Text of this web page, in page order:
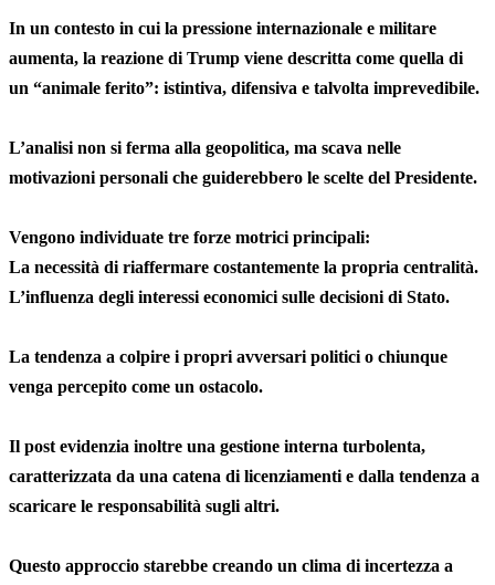
In un contesto in cui la pressione internazionale e militare
aumenta, la reazione di Trump viene descritta come quella di
un “animale ferito”: istintiva, difensiva e talvolta imprevedibile.
L’analisi non si ferma alla geopolitica, ma scava nelle
motivazioni personali che guiderebbero le scelte del Presidente.
Vengono individuate tre forze motrici principali:
La necessità di riaffermare costantemente la propria centralità.
L’influenza degli interessi economici sulle decisioni di Stato.
La tendenza a colpire i propri avversari politici o chiunque
venga percepito come un ostacolo.
Il post evidenzia inoltre una gestione interna turbolenta,
caratterizzata da una catena di licenziamenti e dalla tendenza a
scaricare le responsabilità sugli altri.
Questo approccio starebbe creando un clima di incertezza a